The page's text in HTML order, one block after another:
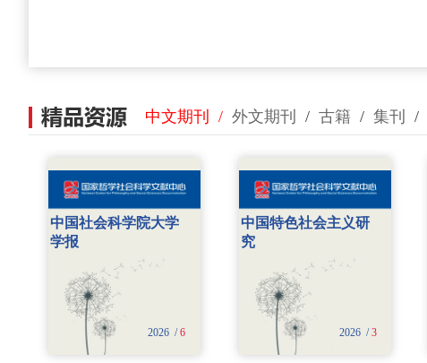
中文期刊 / 外文期刊 / 古籍 / 集刊 /
中国社会科学院大学
学报
2026 /6
中国特色社会主义研
究
2026 /3